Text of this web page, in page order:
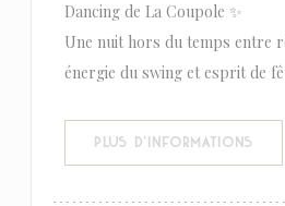
Dancing de La Coupole ✨
Une nuit hors du temps entre
énergie du swing et esprit de
PLUS D'INFORMATIONS